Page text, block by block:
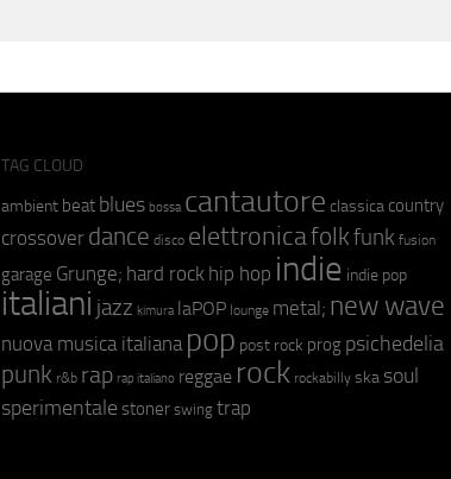
TAG CLOUD
ambient beat blues bossa cantautore classica country
crossover dance disco elettronicafolkfunk fusion
garage Grunge; hard rock hip hop indie indie pop
italiani jazz kimura laPOP lounge metal; new wave
nuova musica italiana pop post rock prog psichedelia
punk r&b rap rap italiano reggae rock rockabilly ska soul
sperimentale stoner swing trap